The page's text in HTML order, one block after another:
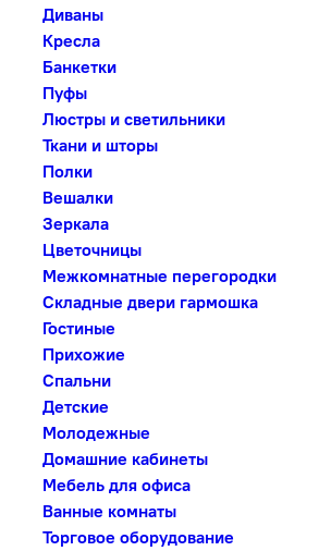
Диваны
Кресла
Банкетки
Пуфы
Люстры и светильники
Ткани и шторы
Полки
Вешалки
Зеркала
Цветочницы
Межкомнатные перегородки
Складные двери гармошка
Гостиные
Прихожие
Спальни
Детские
Молодежные
Домашние кабинеты
Мебель для офиса
Ванные комнаты
Торговое оборудование